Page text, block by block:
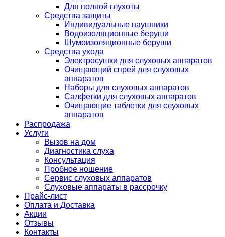
Для полной глухоты
Средства защиты
Индивидуальные наушники
Водоизоляционные беруши
Шумоизоляционные беруши
Средства ухода
Электросушки для слуховых аппаратов
Очищающий спрей для слуховых
аппаратов
Наборы для слуховых аппаратов
Салфетки для слуховых аппаратов
Очищающие таблетки для слуховых
аппаратов
Распродажа
Услуги
Вызов на дом
Диагностика слуха
Консультация
Пробное ношение
Сервис слуховых аппаратов
Слуховые аппараты в рассрочку
Прайс-лист
Оплата и Доставка
Акции
Отзывы
Контакты